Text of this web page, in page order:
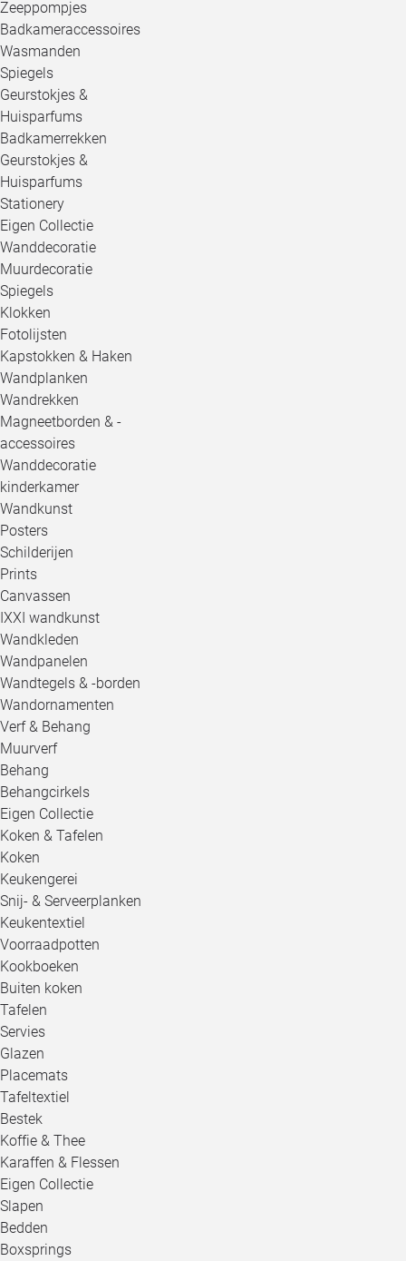
Zeeppompjes
Badkameraccessoires
Wasmanden
Spiegels
Geurstokjes &
Huisparfums
Badkamerrekken
Geurstokjes &
Huisparfums
Stationery
Eigen Collectie
Wanddecoratie
Muurdecoratie
Spiegels
Klokken
Fotolijsten
Kapstokken & Haken
Wandplanken
Wandrekken
Magneetborden & -
accessoires
Wanddecoratie
kinderkamer
Wandkunst
Posters
Schilderijen
Prints
Canvassen
IXXI wandkunst
Wandkleden
Wandpanelen
Wandtegels & -borden
Wandornamenten
Verf & Behang
Muurverf
Behang
Behangcirkels
Eigen Collectie
Koken & Tafelen
Koken
Keukengerei
Snij- & Serveerplanken
Keukentextiel
Voorraadpotten
Kookboeken
Buiten koken
Tafelen
Servies
Glazen
Placemats
Tafeltextiel
Bestek
Koffie & Thee
Karaffen & Flessen
Eigen Collectie
Slapen
Bedden
Boxsprings